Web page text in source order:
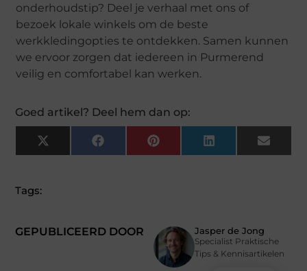
onderhoudstip? Deel je verhaal met ons of
bezoek lokale winkels om de beste
werkkledingopties te ontdekken. Samen kunnen
we ervoor zorgen dat iedereen in Purmerend
veilig en comfortabel kan werken.
Goed artikel? Deel hem dan op:
X
(Twitter)
Facebook Pinterest LinkedIn Email
GEPUBLICEERD DOOR Jasper de Jong
Specialist Praktische
Tips & Kennisartikelen
Tags: